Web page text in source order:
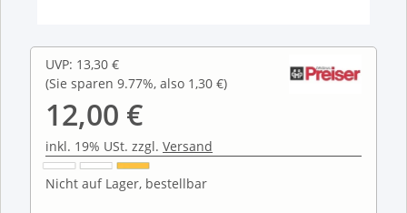
UVP: 13,30 €
(Sie sparen 9.77%, also 1,30 €)
12,00 €
inkl. 19% USt. zzgl. Versand
Nicht auf Lager, bestellbar